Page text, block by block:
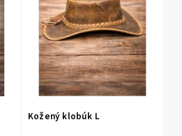
Kožený klobúk L